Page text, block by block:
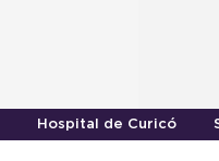
Hospital de Curicó